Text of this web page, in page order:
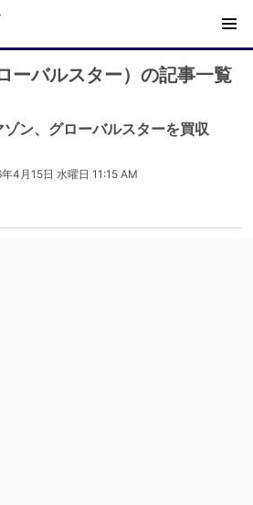
ーバルスター）の記事一覧
ゾン、グローバルスターを買収
4月15日 水曜日 11:15 AM